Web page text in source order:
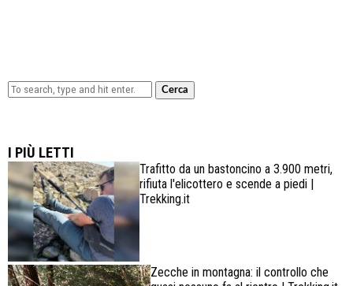
Cerca
I PIÙ LETTI
Trafitto da un bastoncino a 3.900 metri,
rifiuta l'elicottero e scende a piedi |
Trekking.it
Zecche in montagna: il controllo che